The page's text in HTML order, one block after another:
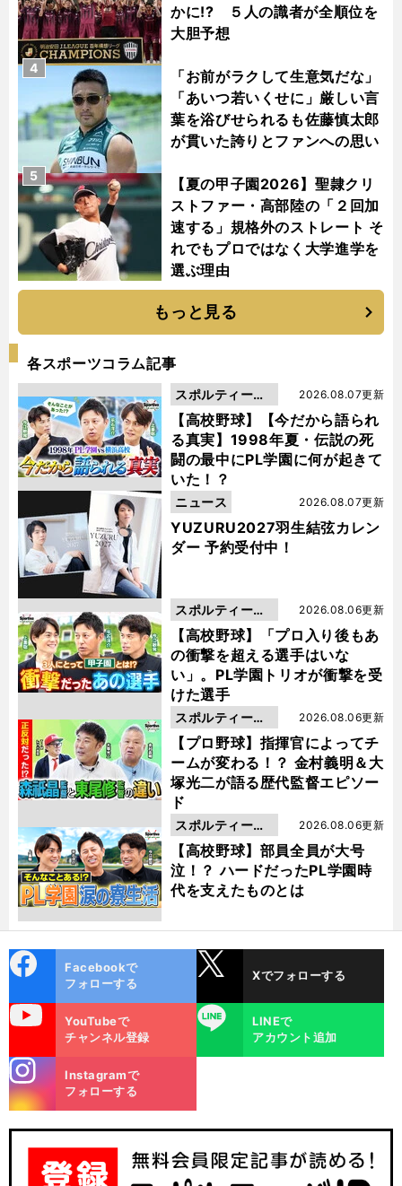
かに!? ５人の識者が全順位を
大胆予想
「お前がラクして生意気だな」
「あいつ若いくせに」厳しい言
葉を浴びせられるも佐藤慎太郎
が貫いた誇りとファンへの思い
4
【夏の甲子園2026】聖隷クリ
ストファー・高部陸の「２回加
速する」規格外のストレート そ
れでもプロではなく大学進学を
選ぶ理由
5
もっと見る
各スポーツコラム記事
【高校野球】【今だから語られ
る真実】1998年夏・伝説の死
闘の最中にPL学園に何が起きて
いた！？
2026.08.07更新
スポルティーバ
動画
YUZURU2027羽生結弦カレン
ダー 予約受付中！
2026.08.07更新
ニュース
【高校野球】「プロ入り後もあ
の衝撃を超える選手はいな
い」。PL学園トリオが衝撃を受
けた選手
2026.08.06更新
スポルティーバ
動画
【プロ野球】指揮官によってチ
ームが変わる！？ 金村義明＆大
塚光二が語る歴代監督エピソー
ド
2026.08.06更新
スポルティーバ
動画
【高校野球】部員全員が大号
泣！？ ハードだったPL学園時
代を支えたものとは
2026.08.06更新
スポルティーバ
動画
ok
Facebookで
フォローする
Xでフォローする
YouTubeで
チャンネル登録
LINE
LINEで
アカウント追加
m
Instagramで
フォローする